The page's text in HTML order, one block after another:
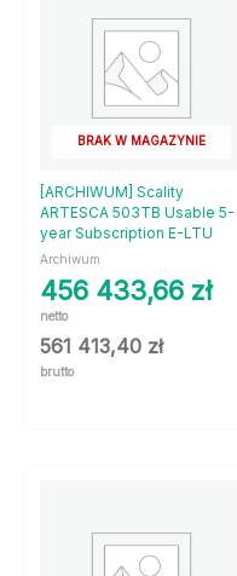
BRAK W MAGAZYNIE
[ARCHIWUM] Scality
ARTESCA 503TB Usable 5-
year Subscription E-LTU
Archiwum
456 433,66 zł
netto
561 413,40 zł
brutto